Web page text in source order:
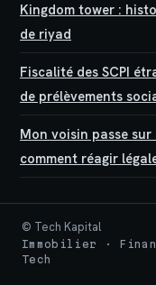
Kingdom tower :
de riyad
Fiscalité des SCPI
de prélèvements
Mon voisin passe
comment réagir
© Tech Kapital
Immobilier ·
Tech